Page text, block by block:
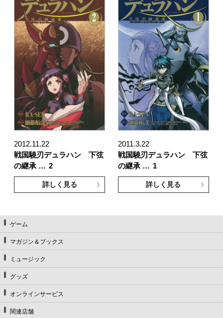
2012.11.22
戦国驍刃デュラハン 下弦
の継承 … 2
詳しく見る
2011.3.22
戦国驍刃デュラハン 下弦
の継承 … 1
詳しく見る
ゲーム
マガジン＆ブックス
ミュージック
グッズ
オンラインサービス
関連店舗